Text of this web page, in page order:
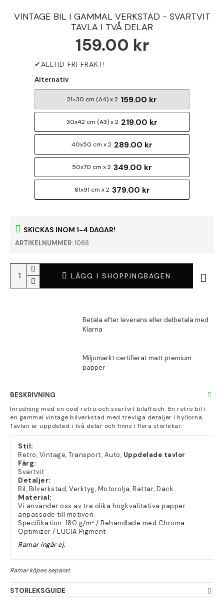
VINTAGE BIL I GAMMAL VERKSTAD - SVARTVIT
TAVLA I TVÅ DELAR
SKICKAS INOM 1-4 DAGAR!
ARTIKELNUMMER:1066
159.00 kr
Alternativ
21×30 cm (A4) x 2 159.00 kr
30x42 cm (A3) x 2 219.00 kr
40x50 cm x 2 289.00 kr
50x70 cm x 2 349.00 kr
61x91 cm x 2 379.00 kr
LÄGG I SHOPPINGBAGEN
BESKRIVNING
Inredning med en cool retro och svartvit bilaffisch. En retro bil i
en gammal vintage bilverkstad med trevliga detaljer i hyllorna.
Tavlan är uppdelad i två delar och finns i flera storlekar.
Stil:
Retro, Vintage, Transport, Auto, Uppdelade tavlor
Färg:
Svartvit
Detaljer:
Bil, Bilverkstad, Verktyg, Motorolja, Rattar, Däck
Material:
Vi använder oss av tre olika högkvalitativa papper
anpassade till motiven.
Specifikation: 180 g/m² / Behandlade med Chroma
Optimizer / LUCIA Pigment
Ramar ingår ej.
STORLEKSGUIDE